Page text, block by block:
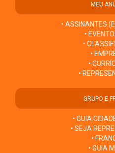
MEU
• ASSINANTES
•
•
•
•
•
GRUPO E
• GUIA
• SEJA
•
• GUIA